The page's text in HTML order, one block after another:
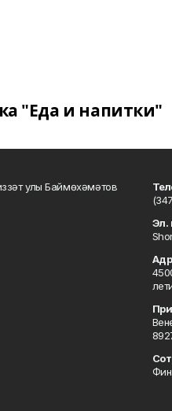
"Еда и напитки"
улы Баймөхәмәтов
Эл.